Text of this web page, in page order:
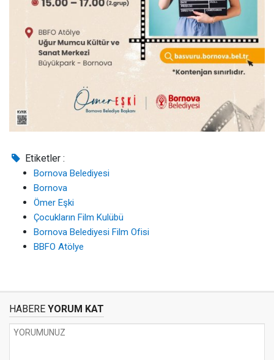
Etiketler :
Bornova Belediyesi
Bornova
Ömer Eşki
Çocukların Film Kulübü
Bornova Belediyesi Film Ofisi
BBFO Atölye
HABERE YORUM KAT